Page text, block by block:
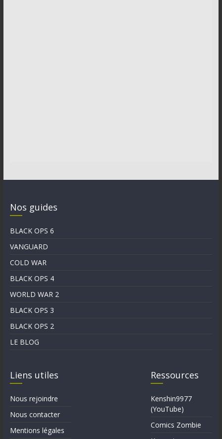
Nos guides
BLACK OPS 6
VANGUARD
COLD WAR
BLACK OPS 4
WORLD WAR 2
BLACK OPS 3
BLACK OPS 2
LE BLOG
Liens utiles
Nous rejoindre
Nous contacter
Mentions légales
Ressources
Kenshin9977
(YouTube)
Comics Zombie